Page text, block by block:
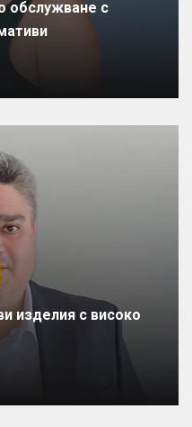
обслужване с
изделия с високо